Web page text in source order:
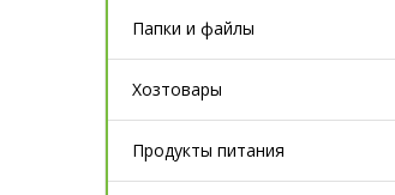
Папки и файлы
Хозтовары
Продукты питания